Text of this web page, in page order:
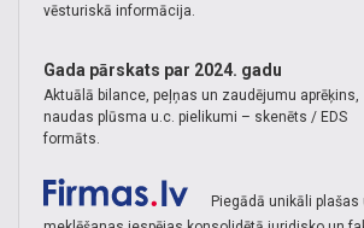
vēsturiskā informācija.
Gada pārskats par 2024. gadu
Aktuālā bilance, peļņas un zaudējumu aprēķins,
naudas plūsma u.c. pielikumi – skenēts / EDS
formāts.
Piegādā unikāli